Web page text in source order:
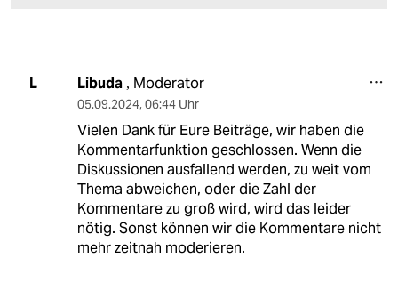
L Libuda , Moderator
05.09.2024, 06:44 Uhr
Vielen Dank für Eure Beiträge, wir haben die
Kommentarfunktion geschlossen. Wenn die
Diskussionen ausfallend werden, zu weit vom
Thema abweichen, oder die Zahl der
Kommentare zu groß wird, wird das leider
nötig. Sonst können wir die Kommentare nicht
mehr zeitnah moderieren.